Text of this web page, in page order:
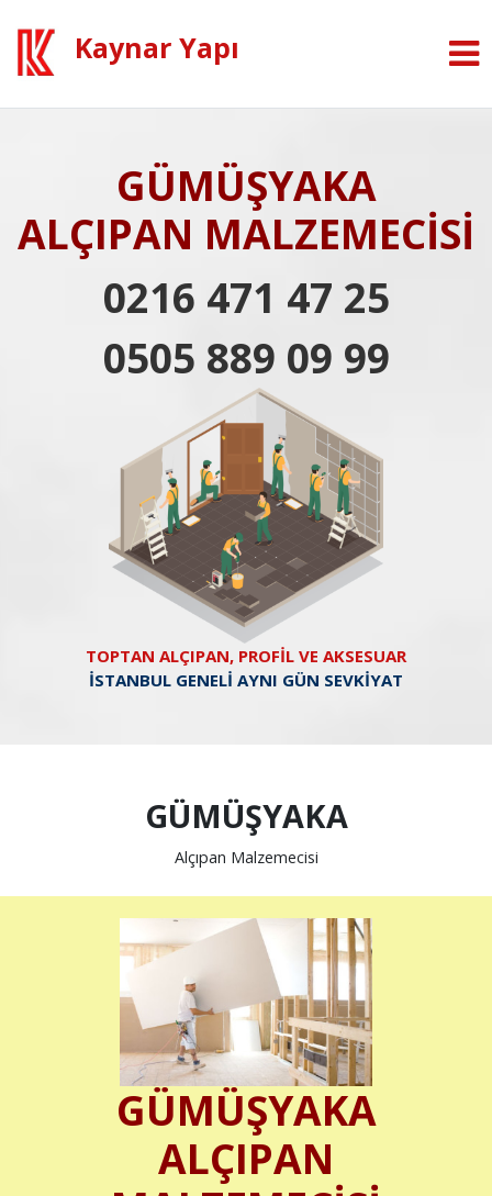
Kaynar Yapı
GÜMÜŞYAKA
ALÇIPAN MALZEMECİSİ
0216 471 47 25
0505 889 09 99
TOPTAN ALÇIPAN, PROFİL VE AKSESUAR
İSTANBUL GENELİ AYNI GÜN SEVKİYAT
GÜMÜŞYAKA
Alçıpan Malzemecisi
GÜMÜŞYAKA
ALÇIPAN